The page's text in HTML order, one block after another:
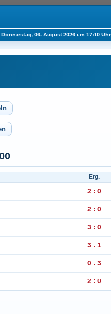
06. August 2026 um 17:10 Uhr
Erg.
2 : 0
2 : 0
3 : 0
3 : 1
0 : 3
2 : 0